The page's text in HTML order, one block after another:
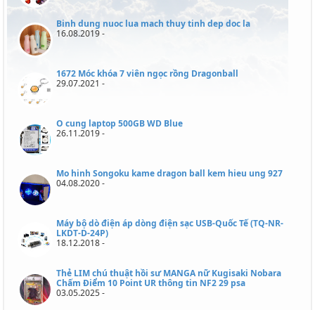
Binh dung nuoc lua mach thuy tinh dep doc la
16.08.2019 -
1672 Móc khóa 7 viên ngọc rồng Dragonball
29.07.2021 -
O cung laptop 500GB WD Blue
26.11.2019 -
Mo hinh Songoku kame dragon ball kem hieu ung 927
04.08.2020 -
Máy bộ dò điện áp dòng điện sạc USB-Quốc Tế (TQ-NR-
LKDT-D-24P)
18.12.2018 -
Thẻ LIM chú thuật hồi sư MANGA nữ Kugisaki Nobara
Chấm Điểm 10 Point UR thông tin NF2 29 psa
03.05.2025 -